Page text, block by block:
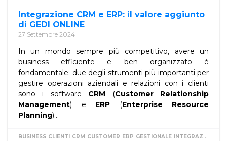
Integrazione CRM e ERP: il valore aggiunto
di GEDI ONLINE
27 Settembre 2024
In un mondo sempre più competitivo, avere un
business efficiente e ben organizzato è
fondamentale: due degli strumenti più importanti per
gestire operazioni aziendali e relazioni con i clienti
sono i software CRM (Customer Relationship
Management) e ERP (Enterprise Resource
Planning)...
BUSINESS CLIENTI CRM CUSTOMER ERP GESTIONALE INTEGRAZIONE